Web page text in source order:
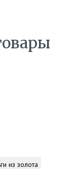
из золота